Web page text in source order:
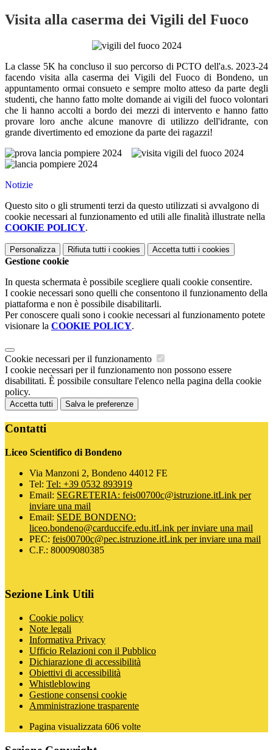
Visita alla caserma dei Vigili del Fuoco
La classe 5K ha concluso il suo percorso di PCTO dell'a.s. 2023-24
facendo visita alla caserma dei Vigili del Fuoco di Bondeno, un
appuntamento ormai consueto e sempre molto atteso da parte degli
studenti, che hanno fatto molte domande ai vigili del fuoco volontari
che li hanno accolti a bordo dei mezzi di intervento e hanno fatto
provare loro anche alcune manovre di utilizzo dell'idrante, con
grande divertimento ed emozione da parte dei ragazzi!
Notizie
Questo sito o gli strumenti terzi da questo utilizzati si avvalgono di
cookie necessari al funzionamento ed utili alle finalità illustrate nella
COOKIE POLICY.
Personalizza Rifiuta tutti i cookies Accetta tutti i cookies
Gestione cookie
In questa schermata è possibile scegliere quali cookie consentire.
I cookie necessari sono quelli che consentono il funzionamento della
piattaforma e non è possibile disabilitarli.
Per conoscere quali sono i cookie necessari al funzionamento potete
visionare la COOKIE POLICY.
Cookie necessari per il funzionamento
I cookie necessari per il funzionamento non possono essere
disabilitati. È possibile consultare l'elenco nella pagina della cookie
policy.
Accetta tutti Salva le preferenze
Contatti
Liceo Scientifico di Bondeno
Via Manzoni 2, Bondeno 44012 FE
Tel: Tel: +39 0532 893919
Email: SEGRETERIA: feis00700c@istruzione.itLink per
inviare una mail
Email: SEDE BONDENO:
liceo.bondeno@carduccife.edu.itLink per inviare una mail
PEC: feis00700c@pec.istruzione.itLink per inviare una mail
C.F.: 80009080385
Sezione Link Utili
Cookie policy
Note legali
Informativa Privacy
Ufficio Relazioni con il Pubblico
Dichiarazione di accessibilità
Obiettivi di accessibilità
Whistleblowing
Gestione consensi cookie
Amministrazione trasparente
Pagina visualizzata 606 volte